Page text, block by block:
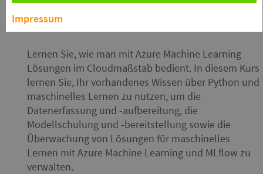
Lernen Sie, wie man mit Azure Machine Learning
Lösungen im Cloudmaßstab bedient. In diesem Kurs
lernen Sie, Ihr vorhandenes Wissen über Python und
maschinelles Lernen zu nutzen, um die
Datenerfassung und -aufbereitung, die
Modellschulung und -bereitstellung sowie die
Überwachung von Lösungen für maschinelles
Lernen mit Azure Machine Learning und MLflow zu
verwalten.
Impressum